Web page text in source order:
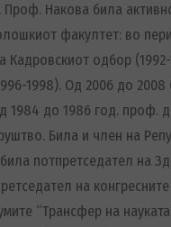
Проф. Накова била
факултет: во
одбор
1998). Од 2006 до
1984 до 1986 год. проф.
Била и член на
потпретседател на
на
“Трансфер на